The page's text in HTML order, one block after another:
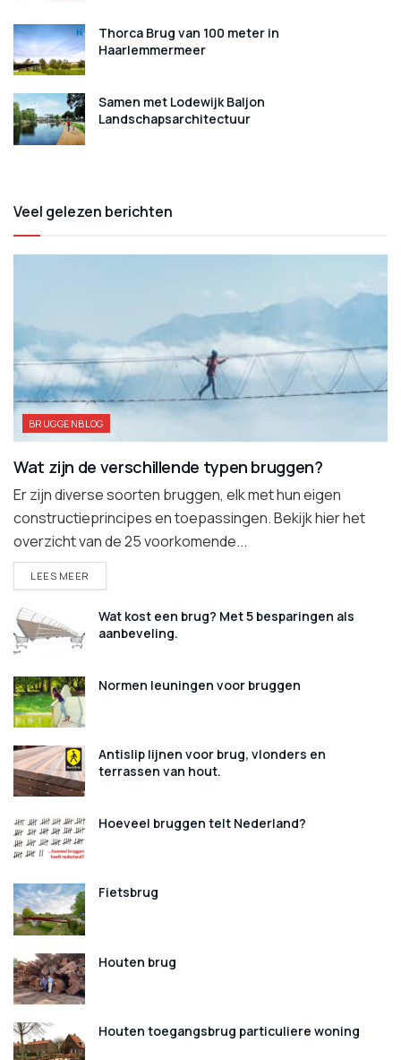
Thorca Brug van 100 meter in
Haarlemmermeer
Samen met Lodewijk Baljon
Landschapsarchitectuur
Veel gelezen berichten
BRUGGENBLOG
Wat zijn de verschillende typen bruggen?
Er zijn diverse soorten bruggen, elk met hun eigen
constructieprincipes en toepassingen. Bekijk hier het
overzicht van de 25 voorkomende...
LEES MEER
Wat kost een brug? Met 5 besparingen als
aanbeveling.
Normen leuningen voor bruggen
Antislip lijnen voor brug, vlonders en
terrassen van hout.
Hoeveel bruggen telt Nederland?
Fietsbrug
Houten brug
Houten toegangsbrug particuliere woning